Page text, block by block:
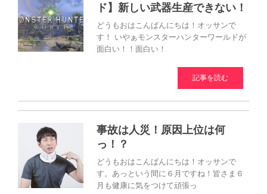
ド】新しい武器生産できない！
どうもおはこんばんにちは！オッサンで
す！ いやぁモンスターハンターワールドが
面白い！！面白い！
記事を読む
事故は人災！原因上位は何
っ！？
どうもおはこんばんにちは！オッサンで
す。あっという間に６月ですね！皆さま６
月も健康に気をつけて頑張っ